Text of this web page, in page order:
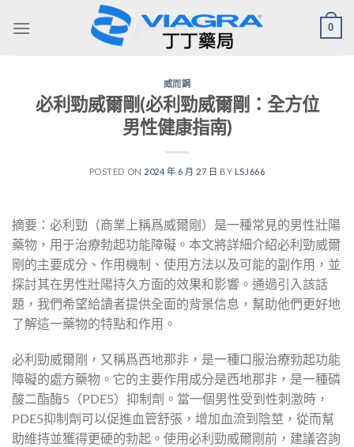
0
威而鋼
必利勁威爾剛(必利勁威爾剛：全方位
男性健康指南)
POSTED ON 2024 年 6 月 27 日 BY LSJ666
摘要：必利勁（商業上稱爲威爾剛）是一種常見的男性壯陽
藥物，用于治療勃起功能障礙。本文將詳細介紹必利勁威爾
剛的主要成分、作用機制、使用方法以及可能的副作用，並
探討其在男性壯陽持久方面的效果和影響。通過引入該話
題，我們希望給讀者提供全面的背景信息，幫助他們更好地
了解這一藥物的特點和作用。
必利勁威爾剛，又稱爲西地那非，是一種口服治療勃起功能
障礙的處方藥物。它的主要作用成分是西地那非，是一種磷
酸二酯酶5（PDE5）抑制劑。當一個男性受到性刺激時，
PDE5抑制劑可以促進血管舒張，增加血流到陰莖，從而幫
助維持並獲得更硬的勃起。使用必利勁威爾剛前，建議咨詢